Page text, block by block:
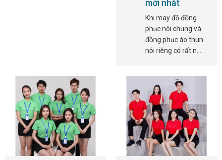
mới nhất
Khi may đồ đồng
phục nói chung và
đồng phục áo thun
nói riêng có rất n…